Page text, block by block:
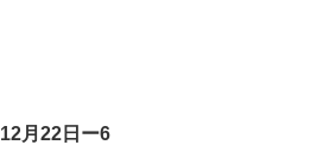
12月22日ー6